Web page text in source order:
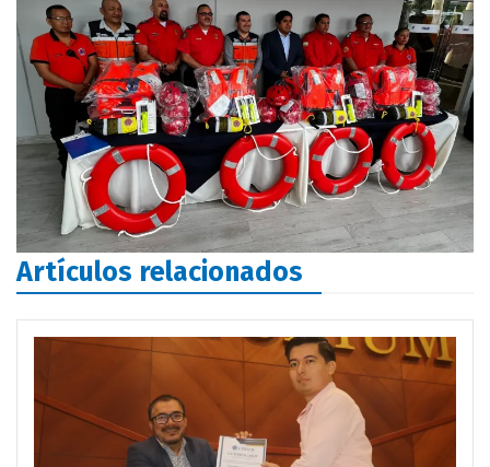
Artículos relacionados